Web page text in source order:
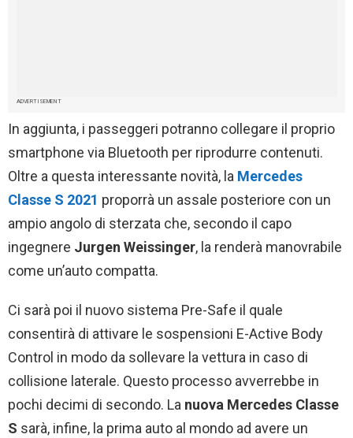
ADVERTISEMENT
In aggiunta, i passeggeri potranno collegare il proprio
smartphone via Bluetooth per riprodurre contenuti.
Oltre a questa interessante novità, la Mercedes
Classe S 2021 proporrà un assale posteriore con un
ampio angolo di sterzata che, secondo il capo
ingegnere Jurgen Weissinger, la renderà manovrabile
come un’auto compatta.
Ci sarà poi il nuovo sistema Pre-Safe il quale
consentirà di attivare le sospensioni E-Active Body
Control in modo da sollevare la vettura in caso di
collisione laterale. Questo processo avverrebbe in
pochi decimi di secondo. La nuova Mercedes Classe
S sarà, infine, la prima auto al mondo ad avere un